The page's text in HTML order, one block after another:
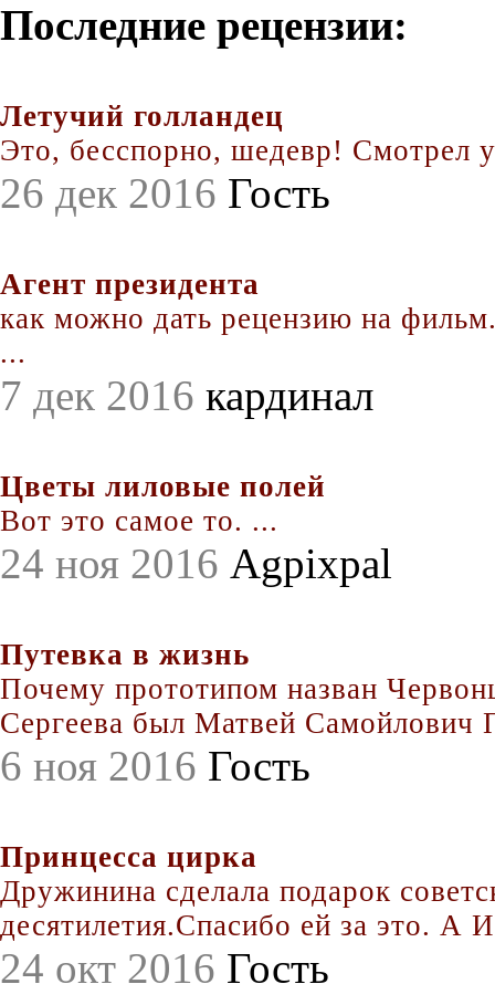
Последние рецензии:
Летучий голландец
Это, бесспорно, шедевр! Смотрел
26 дек 2016 Гость
Агент президента
как можно дать рецензию на
...
7 дек 2016 кардинал
Цветы лиловые полей
Вот это самое то. ...
24 ноя 2016 Agpixpal
Путевка в жизнь
Почему прототипом назван
Сергеева был Матвей Самойлович
6 ноя 2016 Гость
Принцесса цирка
Дружинина сделала подарок
десятилетия.Спасибо ей за это. А
24 окт 2016 Гость